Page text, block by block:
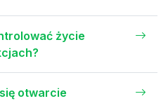
życie
otwarcie